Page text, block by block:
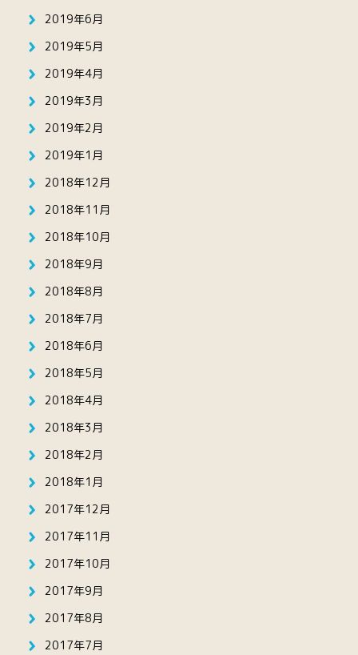
2019年6月
2019年5月
2019年4月
2019年3月
2019年2月
2019年1月
2018年12月
2018年11月
2018年10月
2018年9月
2018年8月
2018年7月
2018年6月
2018年5月
2018年4月
2018年3月
2018年2月
2018年1月
2017年12月
2017年11月
2017年10月
2017年9月
2017年8月
2017年7月